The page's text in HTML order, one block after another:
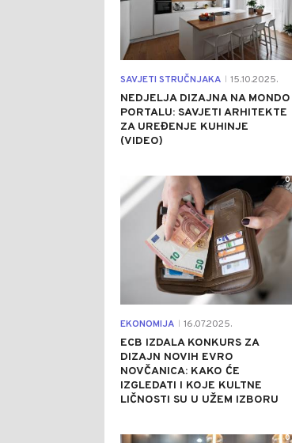
SAVJETI STRUČNJAKA 15.10.2025.
NEDJELJA DIZAJNA NA MONDO
PORTALU: SAVJETI ARHITEKTE
ZA UREĐENJE KUHINJE
(VIDEO)
EKONOMIJA 16.07.2025.
ECB IZDALA KONKURS ZA
DIZAJN NOVIH EVRO
NOVČANICA: KAKO ĆE
IZGLEDATI I KOJE KULTNE
LIČNOSTI SU U UŽEM IZBORU
0
0